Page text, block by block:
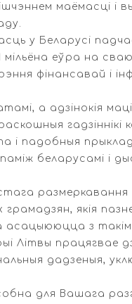
маёмасці і
у Беларусі
еўра на
фінансавай і
а адзінокія
гадзіннікі
і падобныя
беларусамі і
размеркавання
грамадзян, якія
з
Літвы працягвае
дадзеныя,
для Вашага